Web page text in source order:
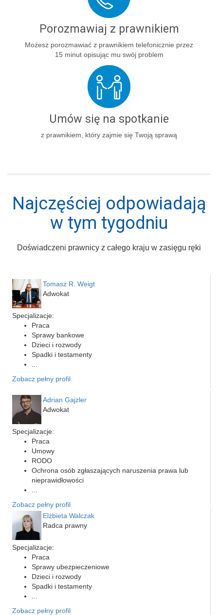
Porozmawiaj z prawnikiem
Możesz porozmawiać z prawnikiem telefonicznie przez
15 minut opisując mu swój problem
Umów się na spotkanie
z prawnikiem, który zajmie się Twoją sprawą
Najczęściej odpowiadają
w tym tygodniu
Doświadczeni prawnicy z całego kraju w zasięgu ręki
Tomasz R. Weigt
Adwokat
Specjalizacje:
Praca
Sprawy bankowe
Dzieci i rozwody
Spadki i testamenty
Zobacz pełny profil
Adrian Gajzler
Adwokat
Specjalizacje:
Praca
Umowy
RODO
Ochrona osób zgłaszających naruszenia prawa lub
nieprawidłowości
Zobacz pełny profil
Elżbieta Walczak
Radca prawny
Specjalizacje:
Praca
Sprawy ubezpieczeniowe
Dzieci i rozwody
Spadki i testamenty
Zobacz pełny profil